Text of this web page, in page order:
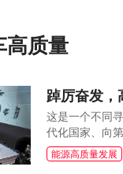
高质量
踔厉奋发
这是一个不同
代化国家、向
重大。
能源高质量发展